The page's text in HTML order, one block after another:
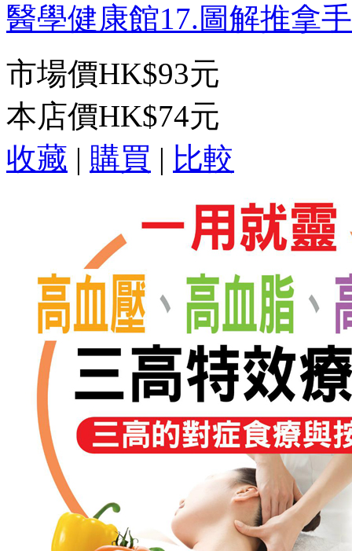
醫學健康館17.圖解推拿
市場價HK$93元
本店價HK$74元
收藏 | 購買 | 比較